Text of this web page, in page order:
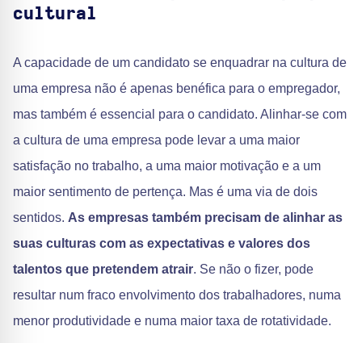
cultural
A capacidade de um candidato se enquadrar na cultura de
uma empresa não é apenas benéfica para o empregador,
mas também é essencial para o candidato. Alinhar-se com
a cultura de uma empresa pode levar a uma maior
satisfação no trabalho, a uma maior motivação e a um
maior sentimento de pertença. Mas é uma via de dois
sentidos. As empresas também precisam de alinhar as
suas culturas com as expectativas e valores dos
talentos que pretendem atrair. Se não o fizer, pode
resultar num fraco envolvimento dos trabalhadores, numa
menor produtividade e numa maior taxa de rotatividade.